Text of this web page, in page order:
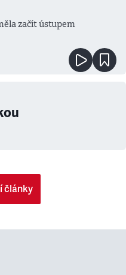
začít ústupem
články